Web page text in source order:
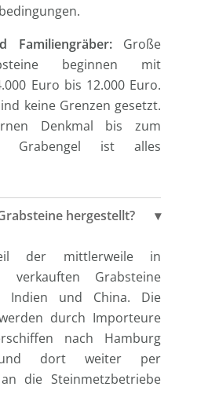
Familiengräber:Große
beginnen mit
Euro bis 12.000 Euro.
keine Grenzen gesetzt.
Denkmal bis zum
Grabengel ist alles
hergestellt?
der mittlerweile in
verkauften Grabsteine
Indien und China. Die
durch Importeure
nach Hamburg
dort weiter per
die Steinmetzbetriebe